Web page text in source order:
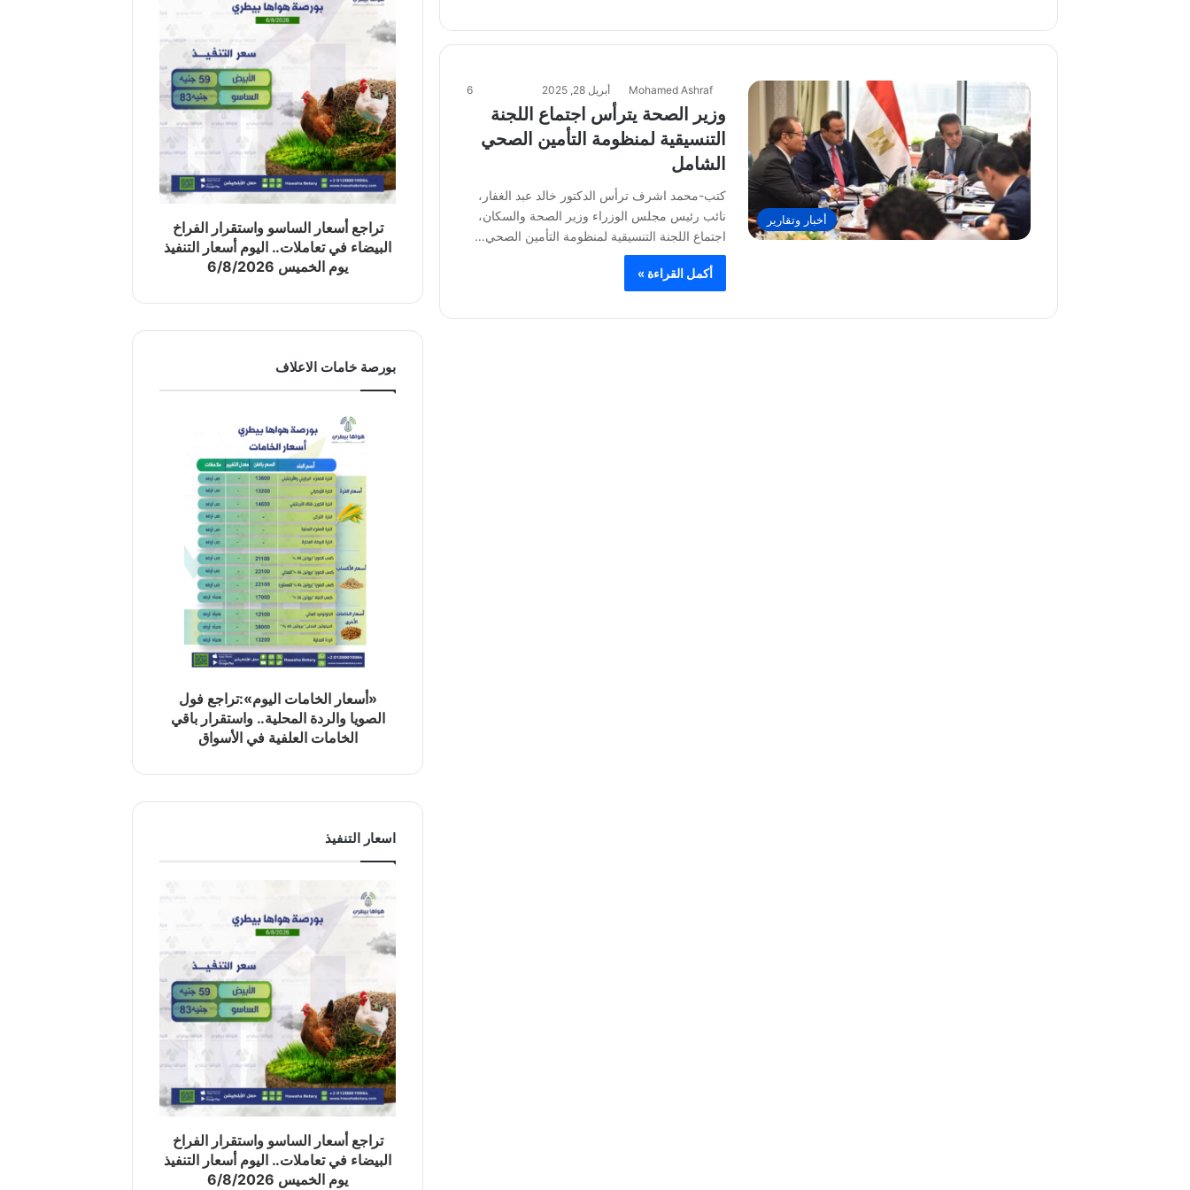
أخبار وتقارير
Mohamed Ashraf أبريل 28, 2025 6
وزير الصحة يترأس اجتماع اللجنة
التنسيقية لمنظومة التأمين الصحي
الشامل
كتب-محمد اشرف ترأس الدكتور خالد عبد الغفار،
نائب رئيس مجلس الوزراء وزير الصحة والسكان،
اجتماع اللجنة التنسيقية لمنظومة التأمين الصحي…
أكمل القراءة »
تراجع أسعار الساسو واستقرار الفراخ
البيضاء في تعاملات.. اليوم أسعار التنفيذ
يوم الخميس 6/8/2026
بورصة خامات الاعلاف
«أسعار الخامات اليوم»:تراجع فول
الصويا والردة المحلية.. واستقرار باقي
الخامات العلفية في الأسواق
اسعار التنفيذ
تراجع أسعار الساسو واستقرار الفراخ
البيضاء في تعاملات.. اليوم أسعار التنفيذ
يوم الخميس 6/8/2026